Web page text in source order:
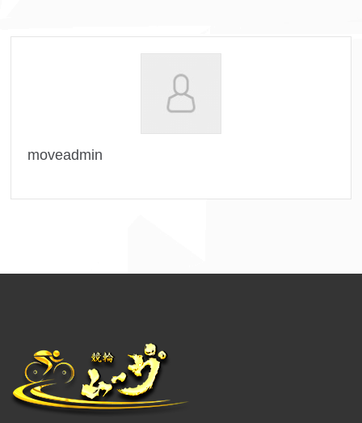
moveadmin